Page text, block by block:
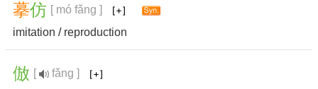
摹仿 [ mó fǎng ]
imitation / reproduction
倣 [
fǎng ]